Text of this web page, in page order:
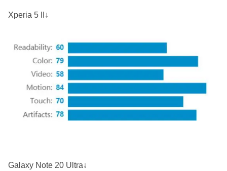
Xperia 5 II↓
Galaxy Note 20 Ultra↓